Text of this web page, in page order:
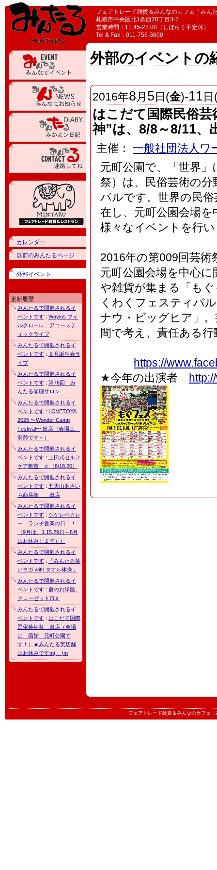
フェアトレード雑貨＆みんなのカフェ「みん
札幌市中央区北1条西20丁目3-7
営業時間：11:45-22:00（しばらく不定休）
Tel & Fax：011-756-3600
カレンダー
以前のみんたるページ
外部イベント
更新履歴
みんたるで開催されるイ
ベントです : Waykis フォ
ルクローレ アコーステ
ィックライブ
みんたるで開催されるイ
ベントです : ８月誕生会ラ
イブ
みんたるで開催されるイ
ベントです : 第76回 み
んたる傾聴サロン
みんたるで開催されるイ
ベントです : LOVETOYA
2026 〜Wonder Camp
Festival〜 出店（会場は、
洞爺です～）
みんたるで開催されるイ
ベントです :
上田式セルフ
ケア教室 ♬（8/18.20）
みんたるで開催されるイ
ベントです : 五天山あさい
ち商店街 出店
みんたるで開催されるイ
ベントです : シケレベカレ
ー ランチ営業の日！！
（9月は、1.15.29日～8月
はお休みします））
みんたるで開催されるイ
ベントです :
「みんたる笑
いヨガ with タオル体操」
みんたるで開催されるイ
ベントです : 夏のお洋服、
クローゼット市♬
みんたるで開催されるイ
ベントです : はこだて国際
民俗芸術祭 出店（会場
は、函館、元町公園で
す！）★みんたる実店舗
はお休みですm(__)m
外部のイベントの
2016年8月 5日(金)-11日
はこだて国際民俗
神”は、8/8～8/11、
主催： 一般社団法人ワ
元町公園で、「世界
祭）は、民俗芸術の
バルです。世界の民
在し、元町公園会場
様々なイベントを
2016年の第009回芸術
元町公園会場を中心
や雑貨が集まる「も
くわくフェスティバ
ナウ・ビッグヒア」
間で考え、責任ある
https://
★今年の出演者
フェアトレード雑貨＆みんなのカフェ